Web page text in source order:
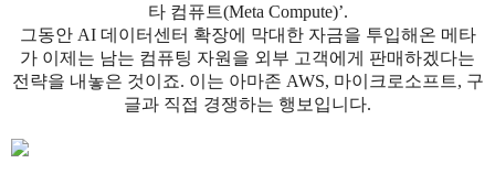
타 컴퓨트(Meta Compute)’.
그동안 AI 데이터센터 확장에 막대한 자금을 투입해온 메타
가 이제는 남는 컴퓨팅 자원을 외부 고객에게 판매하겠다는
전략을 내놓은 것이죠. 이는 아마존 AWS, 마이크로소프트, 구
글과 직접 경쟁하는 행보입니다.